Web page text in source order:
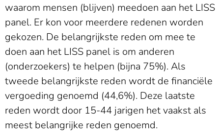
waarom mensen (blijven) meedoen aan het LISS
panel. Er kon voor meerdere redenen worden
gekozen. De belangrijkste reden om mee te
doen aan het LISS panel is om anderen
(onderzoekers) te helpen (bijna 75%). Als
tweede belangrijkste reden wordt de financiële
vergoeding genoemd (44,6%). Deze laatste
reden wordt door 15-44 jarigen het vaakst als
meest belangrijke reden genoemd.